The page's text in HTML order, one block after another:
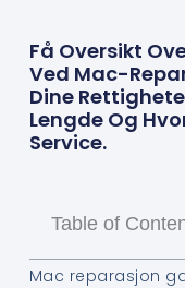
Få Oversikt
Ved Mac-
Dine
Lengde Og
Service.
Table of
Mac reparasjon